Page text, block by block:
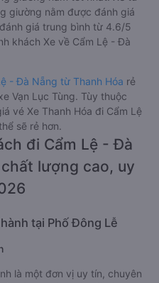
giường nằm được đánh giá
giá trung bình từ 4.6/5
khách Xe về Cẩm Lệ - Đà
- Đà Nẵng từ Thanh Hóa rẻ
Vạn Lục Tùng. Tùy thuộc
vé Xe Thanh Hóa đi Cẩm Lệ
sẽ rẻ hơn.
đi Cẩm Lệ - Đà
lượng cao, uy
tại Phố Đông Lễ
là một đơn vị uy tín, chuyên